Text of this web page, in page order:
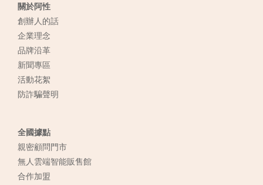
關於阿性
創辦人的話
企業理念
品牌沿革
新聞專區
活動花絮
防詐騙聲明
全國據點
親密顧問門市
無人雲端智能販售館
合作加盟